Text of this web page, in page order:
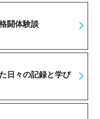
闘体験談
日々の記録と学び